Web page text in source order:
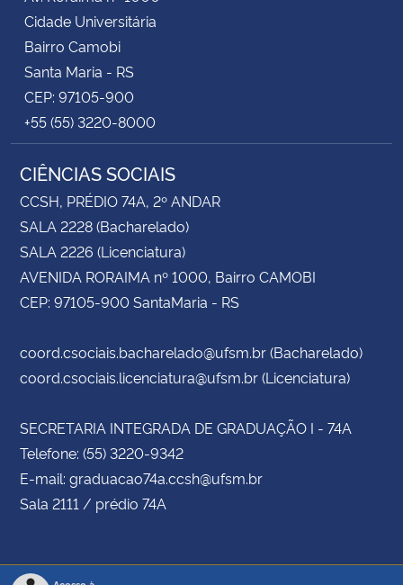
Cidade Universitária
Bairro Camobi
Santa Maria - RS
CEP: 97105-900
+55 (55) 3220-8000
CIÊNCIAS SOCIAIS
CCSH, PRÉDIO 74A, 2º ANDAR
SALA 2228 (Bacharelado)
SALA 2226 (Licenciatura)
AVENIDA RORAIMA nº 1000, Bairro CAMOBI
CEP: 97105-900 SantaMaria - RS
coord.csociais.bacharelado@ufsm.br (Bacharelado)
coord.csociais.licenciatura@ufsm.br (Licenciatura)
SECRETARIA INTEGRADA DE GRADUAÇÃO I - 74A
Telefone: (55) 3220-9342
E-mail: graduacao74a.ccsh@ufsm.br
Sala 2111 / prédio 74A